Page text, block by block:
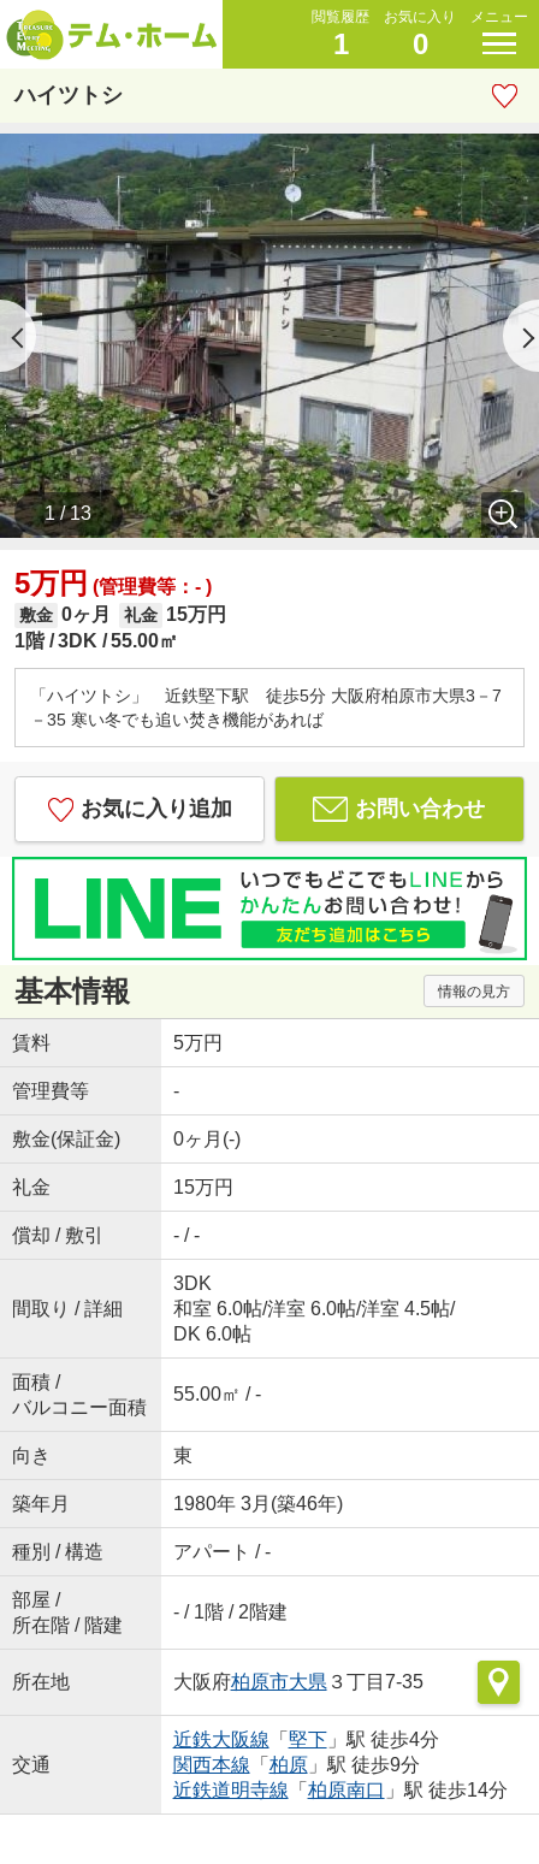
閲覧履歴
1
お気に入り
0
メニュー
ハイツトシ
1 / 13
5万円 (管理費等：- )
敷金 0ヶ月 礼金 15万円
1階 3DK 55.00㎡
「ハイツトシ」 近鉄堅下駅 徒歩5分 大阪府柏原市大県3－7
－35 寒い冬でも追い焚き機能があれば
お気に入り追加 お問い合わせ
基本情報 情報の見方
賃料 5万円
管理費等 -
敷金(保証金) 0ヶ月(-)
礼金 15万円
償却 / 敷引 - / -
間取り / 詳細
3DK
和室 6.0帖/洋室 6.0帖/洋室 4.5帖/
DK 6.0帖
面積 /
バルコニー面積
55.00㎡ / -
向き 東
築年月 1980年 3月(築46年)
種別 / 構造 アパート / -
部屋 /
所在階 / 階建
- / 1階 / 2階建
所在地 大阪府柏原市大県 ３丁目7-35
交通
近鉄大阪線 「 堅下」駅 徒歩4分
関西本線 「 柏原」駅 徒歩9分
近鉄道明寺線 「 柏原南口 」駅 徒歩14分